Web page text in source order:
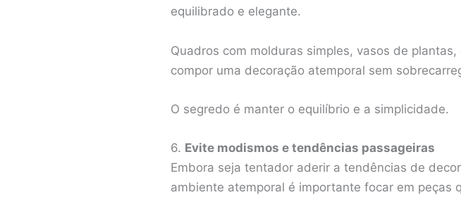
equilibrado e elegante.
Quadros com molduras simples, vasos de
compor uma decoração atemporal sem
O segredo é manter o equilíbrio e a simplicidade.
6. Evite modismos e tendências passageiras
Embora seja tentador aderir a tendências de
ambiente atemporal é importante focar em peças